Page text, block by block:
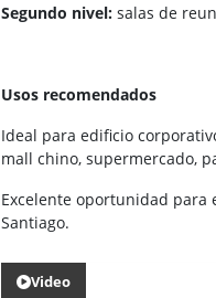
Segundo nivel: salas de
Usos recomendados
Ideal para edificio
mall chino, supermercado,
Excelente oportunidad para
Santiago.
Video